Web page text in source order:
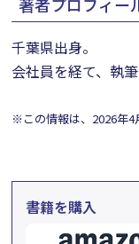
千葉県出身。
会社員を経て、執筆
※この情報は、2026年4
書籍を購入